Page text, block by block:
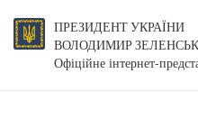
ПРЕЗИДЕНТ УКРАЇНИ
ВОЛОДИМИР
Офіційне інтернет-